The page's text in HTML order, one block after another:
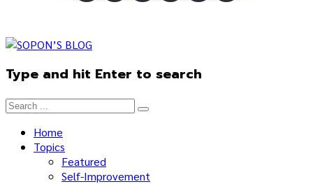
Type and hit Enter to search
Home
Topics
Featured
Self-Improvement